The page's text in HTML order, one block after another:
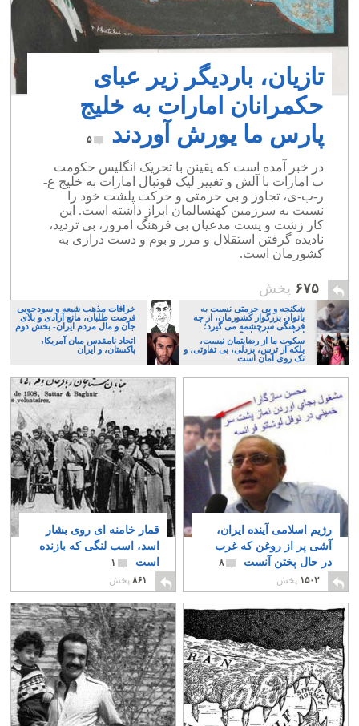
تازیان، باردیگر زیر عبای
حکمرانان امارات به خلیج
پارس ما یورش آوردند
۵
در خبر آمده است که یقینن با تحریک انگلیس حکومت
ب امارات با آلش و تغییر لیک فوتبال امارات به خلیج ع-
ر-ب-ی، تجاوز و بی حرمتی و حرکت پلشت خود را
نسبت به سرزمین کهنسالمان ابراز داشته است. این
کار زشت و پست مدعیان بی فرهنگ امروز، بی تردید،
نادیده گرفتن استقلال و مرز و بوم و دست درازی به
کشورمان است.
۶۷۵ پخش
شکنجه و بی حرمتی نسبت به
بانوان بزرگوار کشورمان، از چه
فرهنگی سرچشمه می گیرد؛
ایرانی، و یا تازیان؟
خرافات مذهب شیعه و سودجویی
فرصت طلبان، مانع آزادی و بلای
جان و مال مردم ایران- بخش دوم
سکوت ما از رضایتمان نیست،
بلکه از ترس، بزدلی، بی تفاوتی، و
تک روی امان است
اتحاد نامقدس میان آمریکا،
پاکستان، و ایران
رژیم اسلامی آینده ایران،
آشی پر از روغن که غرب
در حال پختن آنست
۸
۱۵۰۲ پخش
قمار خامنه ای روی بشار
اسد، اسب لنگی که بازنده
است
۱
۸۶۱ پخش